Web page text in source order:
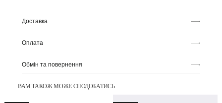
Доставка
Оплата
Обмін та повернення
ВАМ ТАКОЖ МОЖЕ СПОДОБАТИСЬ